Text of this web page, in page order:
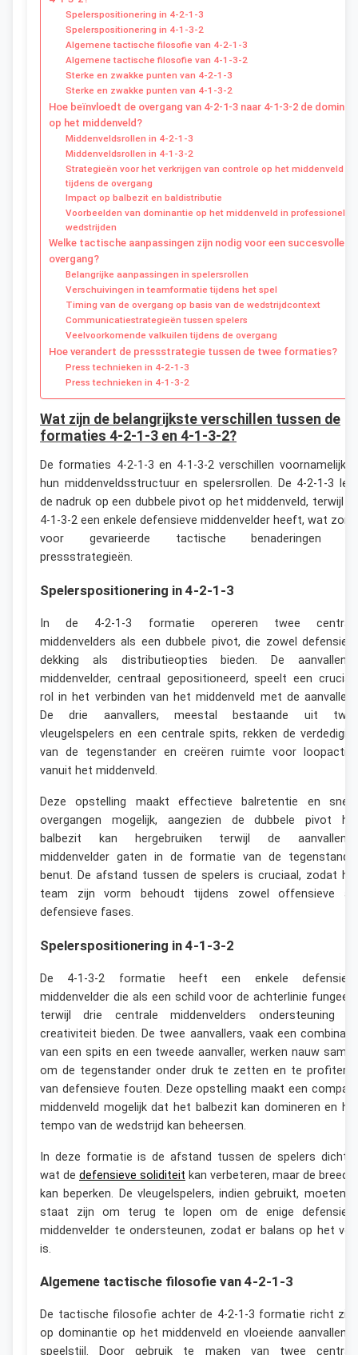
Spelerspositionering in 4-2-1-3
Spelerspositionering in 4-1-3-2
Algemene tactische filosofie van 4-2-1-3
Algemene tactische filosofie van 4-1-3-2
Sterke en zwakke punten van 4-2-1-3
Sterke en zwakke punten van 4-1-3-2
Hoe beïnvloedt de overgang van 4-2-1-3 naar 4-1-3-2 de
op het middenveld?
Middenveldsrollen in 4-2-1-3
Middenveldsrollen in 4-1-3-2
Strategieën voor het verkrijgen van controle op het middenveld
tijdens de overgang
Impact op balbezit en baldistributie
Voorbeelden van dominantie op het middenveld in professionele
wedstrijden
Welke tactische aanpassingen zijn nodig voor een succesvolle
overgang?
Belangrijke aanpassingen in spelersrollen
Verschuivingen in teamformatie tijdens het spel
Timing van de overgang op basis van de wedstrijdcontext
Communicatiestrategieën tussen spelers
Veelvoorkomende valkuilen tijdens de overgang
Hoe verandert de pressstrategie tussen de twee formaties?
Press technieken in 4-2-1-3
Press technieken in 4-1-3-2
Wat zijn de belangrijkste verschillen tussen de
formaties 4-2-1-3 en 4-1-3-2?
De formaties 4-2-1-3 en 4-1-3-2 verschillen voornamelijk
hun middenveldsstructuur en spelersrollen. De 4-2-1-3
de nadruk op een dubbele pivot op het middenveld, terwijl
4-1-3-2 een enkele defensieve middenvelder heeft, wat
voor gevarieerde tactische benaderingen
pressstrategieën.
Spelerspositionering in 4-2-1-3
In de 4-2-1-3 formatie opereren twee
middenvelders als een dubbele pivot, die zowel
dekking als distributieopties bieden. De
middenvelder, centraal gepositioneerd, speelt een
rol in het verbinden van het middenveld met de
De drie aanvallers, meestal bestaande uit
vleugelspelers en een centrale spits, rekken de
van de tegenstander en creëren ruimte voor
vanuit het middenveld.
Deze opstelling maakt effectieve balretentie en
overgangen mogelijk, aangezien de dubbele pivot
balbezit kan hergebruiken terwijl de
middenvelder gaten in de formatie van de
benut. De afstand tussen de spelers is cruciaal, zodat
team zijn vorm behoudt tijdens zowel offensieve
defensieve fases.
Spelerspositionering in 4-1-3-2
De 4-1-3-2 formatie heeft een enkele
middenvelder die als een schild voor de achterlinie
terwijl drie centrale middenvelders ondersteuning
creativiteit bieden. De twee aanvallers, vaak een
van een spits en een tweede aanvaller, werken nauw
om de tegenstander onder druk te zetten en te
van defensieve fouten. Deze opstelling maakt een
middenveld mogelijk dat het balbezit kan domineren en
tempo van de wedstrijd kan beheersen.
In deze formatie is de afstand tussen de spelers
wat de defensieve soliditeit kan verbeteren, maar de
kan beperken. De vleugelspelers, indien gebruikt, moeten
staat zijn om terug te lopen om de enige
middenvelder te ondersteunen, zodat er balans op het
is.
Algemene tactische filosofie van 4-2-1-3
De tactische filosofie achter de 4-2-1-3 formatie richt
op dominantie op het middenveld en vloeiende
speelstijl. Door gebruik te maken van twee